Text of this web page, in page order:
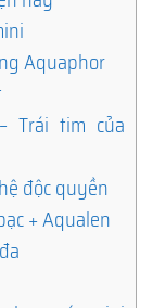
Aquaphor
Trái tim của
độc quyền
+ Aqualen